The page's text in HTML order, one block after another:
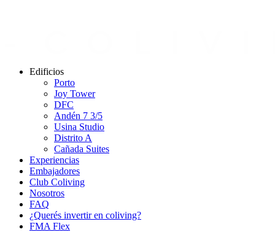
Edificios
Porto
Joy Tower
DFC
Andén 7 3/5
Usina Studio
Distrito A
Cañada Suites
Experiencias
Embajadores
Club Coliving
Nosotros
FAQ
¿Querés invertir en coliving?
FMA Flex